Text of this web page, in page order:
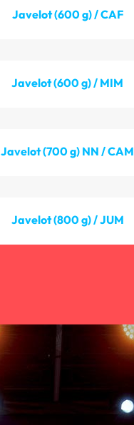
Javelot (600 g) / CAF
Javelot (600 g) / MIM
Javelot (700 g) NN / CAM
Javelot (800 g) / JUM